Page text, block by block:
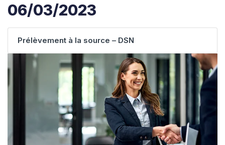
06/03/2023
Prélèvement à la source – DSN